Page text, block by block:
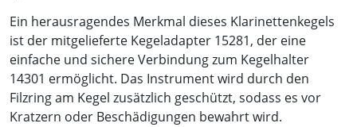
Ein herausragendes Merkmal dieses Klarinettenkegels
ist der mitgelieferte Kegeladapter 15281, der eine
einfache und sichere Verbindung zum Kegelhalter
14301 ermöglicht. Das Instrument wird durch den
Filzring am Kegel zusätzlich geschützt, sodass es vor
Kratzern oder Beschädigungen bewahrt wird.